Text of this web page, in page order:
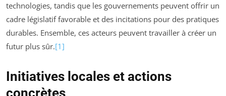
technologies, tandis que les gouvernements peuvent offrir un
cadre législatif favorable et des incitations pour des pratiques
durables. Ensemble, ces acteurs peuvent travailler à créer un
futur plus sûr.[1]
Initiatives locales et actions